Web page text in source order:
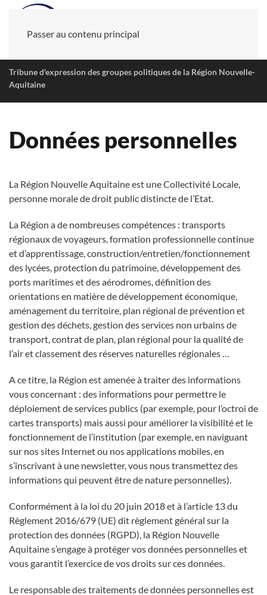
Passer au contenu principal
Tribune d'expression des groupes politiques de la Région Nouvelle-
Aquitaine
Données personnelles
La Région Nouvelle Aquitaine est une Collectivité Locale,
personne morale de droit public distincte de l’Etat.
La Région a de nombreuses compétences : transports
régionaux de voyageurs, formation professionnelle continue
et d’apprentissage, construction/entretien/fonctionnement
des lycées, protection du patrimoine, développement des
ports maritimes et des aérodromes, définition des
orientations en matière de développement économique,
aménagement du territoire, plan régional de prévention et
gestion des déchets, gestion des services non urbains de
transport, contrat de plan, plan régional pour la qualité de
l’air et classement des réserves naturelles régionales …
A ce titre, la Région est amenée à traiter des informations
vous concernant : des informations pour permettre le
déploiement de services publics (par exemple, pour l’octroi de
cartes transports) mais aussi pour améliorer la visibilité et le
fonctionnement de l’institution (par exemple, en naviguant
sur nos sites Internet ou nos applications mobiles, en
s’inscrivant à une newsletter, vous nous transmettez des
informations qui peuvent être de nature personnelles).
Conformément à la loi du 20 juin 2018 et à l’article 13 du
Règlement 2016/679 (UE) dit règlement général sur la
protection des données (RGPD), la Région Nouvelle
Aquitaine s’engage à protéger vos données personnelles et
vous garantit l’exercice de vos droits sur ces données.
Le responsable des traitements de données personnelles est